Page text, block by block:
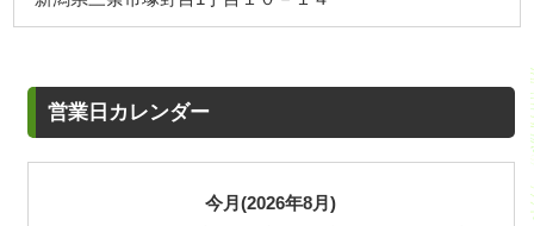
営業日カレンダー
今月(2026年8月)